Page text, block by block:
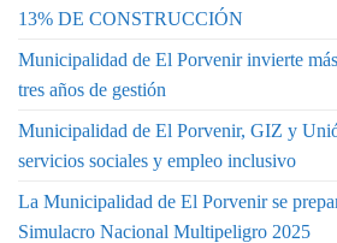
13% DE CONSTRUCCIÓN
Municipalidad de El Porvenir invierte
tres años de gestión
Municipalidad de El Porvenir, GIZ y
servicios sociales y empleo inclusivo
La Municipalidad de El Porvenir se
Simulacro Nacional Multipeligro 2025